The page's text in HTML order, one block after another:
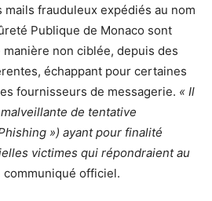
frauduleux expédiés au nom
Publique de Monaco sont
non ciblée, depuis des
échappant pour certaines
fournisseurs de messagerie. « Il
malveillante de tentative
») ayant pour finalité
victimes qui répondraient au
communiqué officiel.